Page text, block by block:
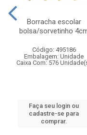
Borracha escolar
bolsa/sorvetinho
Código: 495186
Embalagem: Unidade
Caixa Com: 576
Faça seu login ou
cadastre-se para
comprar.